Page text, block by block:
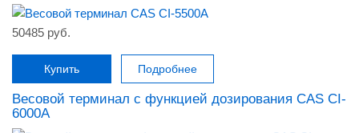
50485 руб.
Купить Подробнее
Весовой терминал с функцией дозирования CAS CI-
6000A